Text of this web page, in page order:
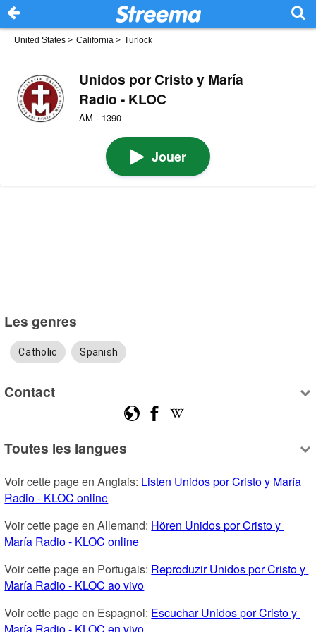
United States > California > Turlock
Unidos por Cristo y María
Radio - KLOC
AM · 1390
Jouer
Les genres
Catholic Spanish
Contact
Toutes les langues
Voir cette page en Anglais: Listen Unidos por Cristo y María
Radio - KLOC online
Voir cette page en Allemand: Hören Unidos por Cristo y
María Radio - KLOC online
Voir cette page en Portugais: Reproduzir Unidos por Cristo y
María Radio - KLOC ao vivo
Voir cette page en Espagnol: Escuchar Unidos por Cristo y
María Radio - KLOC en vivo